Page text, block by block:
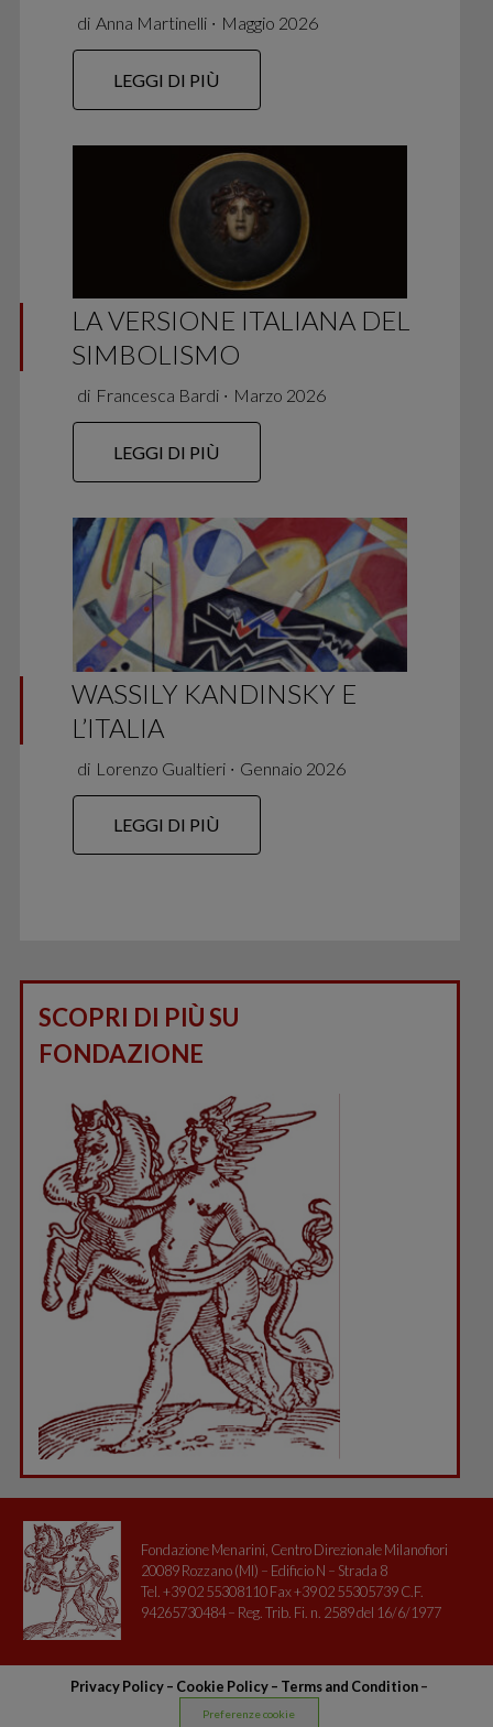
di Anna Martinelli ∙ Maggio 2026
LEGGI DI PIÙ
LA VERSIONE ITALIANA DEL
SIMBOLISMO
di Francesca Bardi ∙ Marzo 2026
LEGGI DI PIÙ
WASSILY KANDINSKY E
L’ITALIA
di Lorenzo Gualtieri ∙ Gennaio 2026
LEGGI DI PIÙ
SCOPRI DI PIÙ SU
FONDAZIONE
Fondazione Menarini, Centro Direzionale Milanofiori
20089 Rozzano (MI) – Edificio N – Strada 8
Tel. +39 02 55308110 Fax +39 02 55305739 C.F.
94265730484 – Reg. Trib. Fi. n. 2589 del 16/6/1977
Privacy Policy– Cookie Policy – Terms and Condition–
Preferenze cookie